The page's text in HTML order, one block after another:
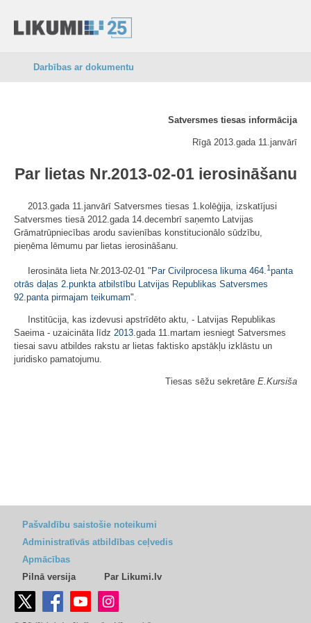
Darbības ar dokumentu
Satversmes tiesas informācija
Rīgā 2013.gada 11.janvārī
Par lietas Nr.2013-02-01 ierosināšanu
2013.gada 11.janvārī Satversmes tiesas 1.kolēģija, izskatījusi
Satversmes tiesā 2012.gada 14.decembrī saņemto Latvijas
Grāmatrūpniecības arodu savienības konstitucionālo sūdzību,
pieņēma lēmumu par lietas ierosināšanu.
Ierosināta lieta Nr.2013-02-01 " Par Civilprocesa likuma 464.1panta
otrās daļas 2.punkta atbilstību Latvijas Republikas Satversmes
92.panta pirmajam teikumam".
Institūcija, kas izdevusi apstrīdēto aktu, - Latvijas Republikas
Saeima - uzaicināta līdz 2013.gada 11.martam iesniegt Satversmes
tiesai savu atbildes rakstu ar lietas faktisko apstākļu izklāstu un
juridisko pamatojumu.
Tiesas sēžu sekretāre E.Kursiša
Pašvaldību saistošie noteikumi
Administratīvās atbildības ceļvedis
Apmācības
Pilnā versija
Par Likumi.lv